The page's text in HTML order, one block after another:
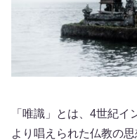
「唯識」とは、4世紀
より唱えられた仏教の思